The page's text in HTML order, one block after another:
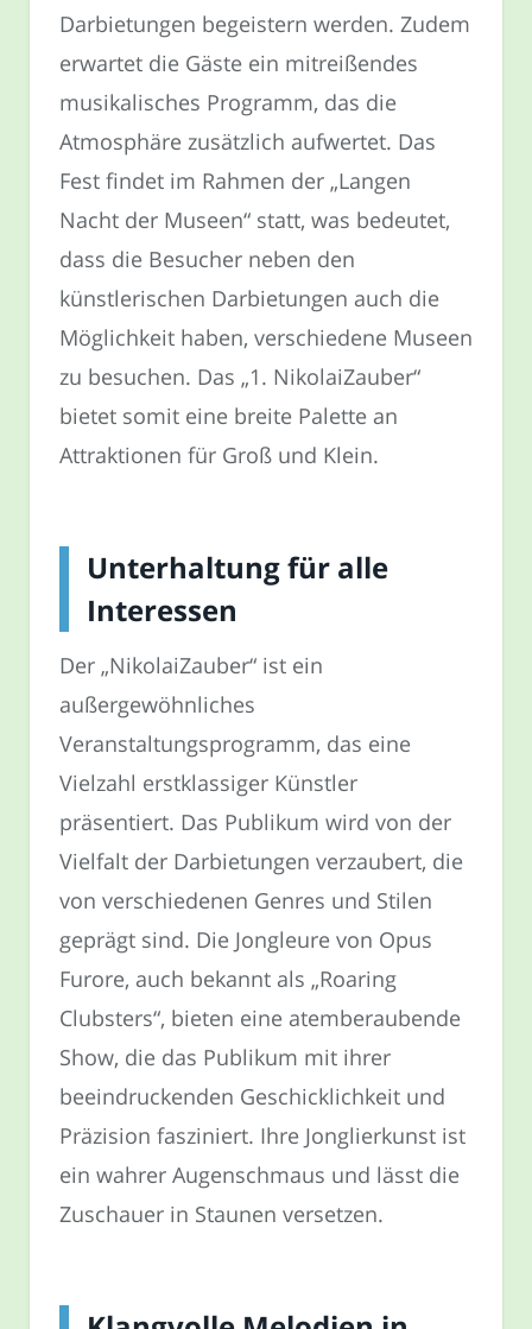
Darbietungen begeistern werden. Zudem
erwartet die Gäste ein mitreißendes
musikalisches Programm, das die
Atmosphäre zusätzlich aufwertet. Das
Fest findet im Rahmen der „Langen
Nacht der Museen“ statt, was bedeutet,
dass die Besucher neben den
künstlerischen Darbietungen auch die
Möglichkeit haben, verschiedene Museen
zu besuchen. Das „1. NikolaiZauber“
bietet somit eine breite Palette an
Attraktionen für Groß und Klein.
Unterhaltung für alle
Interessen
Der „NikolaiZauber“ ist ein
außergewöhnliches
Veranstaltungsprogramm, das eine
Vielzahl erstklassiger Künstler
präsentiert. Das Publikum wird von der
Vielfalt der Darbietungen verzaubert, die
von verschiedenen Genres und Stilen
geprägt sind. Die Jongleure von Opus
Furore, auch bekannt als „Roaring
Clubsters“, bieten eine atemberaubende
Show, die das Publikum mit ihrer
beeindruckenden Geschicklichkeit und
Präzision fasziniert. Ihre Jonglierkunst ist
ein wahrer Augenschmaus und lässt die
Zuschauer in Staunen versetzen.